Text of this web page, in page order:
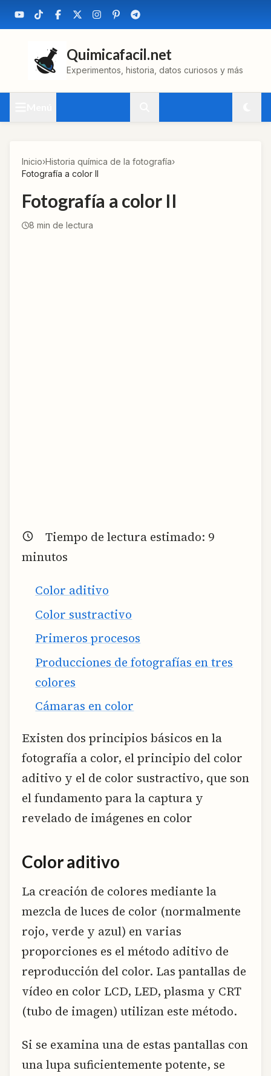
Quimicafacil.net
Experimentos, historia, datos curiosos y más
Inicio›Historia química de la fotografía›
Fotografía a color II
Fotografía a color II
8 min de lectura
Tiempo de lectura estimado: 9
minutos
Color aditivo
Color sustractivo
Primeros procesos
Producciones de fotografías en tres
colores
Cámaras en color
Existen dos principios básicos en la
fotografía a color, el principio del color
aditivo y el de color sustractivo, que son
el fundamento para la captura y
revelado de imágenes en color
Color aditivo
La creación de colores mediante la
mezcla de luces de color (normalmente
rojo, verde y azul) en varias
proporciones es el método aditivo de
reproducción del color. Las pantallas de
vídeo en color LCD, LED, plasma y CRT
(tubo de imagen) utilizan este método.
Si se examina una de estas pantallas con
una lupa suficientemente potente, se